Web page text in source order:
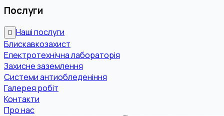
Послуги
Наші послуги
Блискавкозахист
Електротехнічна лабораторія
Захисне заземлення
Системи антиобледеніння
Галерея робіт
Контакти
Про нас